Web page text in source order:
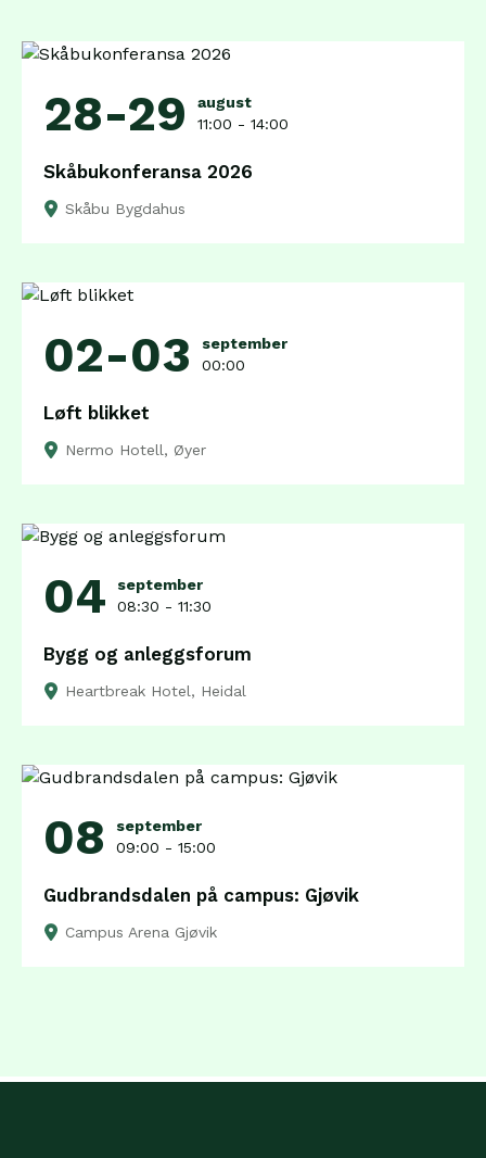
28-29
august
11:00 - 14:00
Skåbukonferansa 2026
Skåbu Bygdahus
02-03
september
00:00
Løft blikket
Nermo Hotell, Øyer
04
september
08:30 - 11:30
Bygg og anleggsforum
Heartbreak Hotel, Heidal
08
september
09:00 - 15:00
Gudbrandsdalen på campus: Gjøvik
Campus Arena Gjøvik